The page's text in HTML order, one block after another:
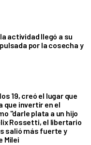
actividad llegó a su
por la cosecha y
19, creó el lugar que
que invertir en el
"darle plata a un hijo
Rossetti, el libertario
salió más fuerte y
Milei